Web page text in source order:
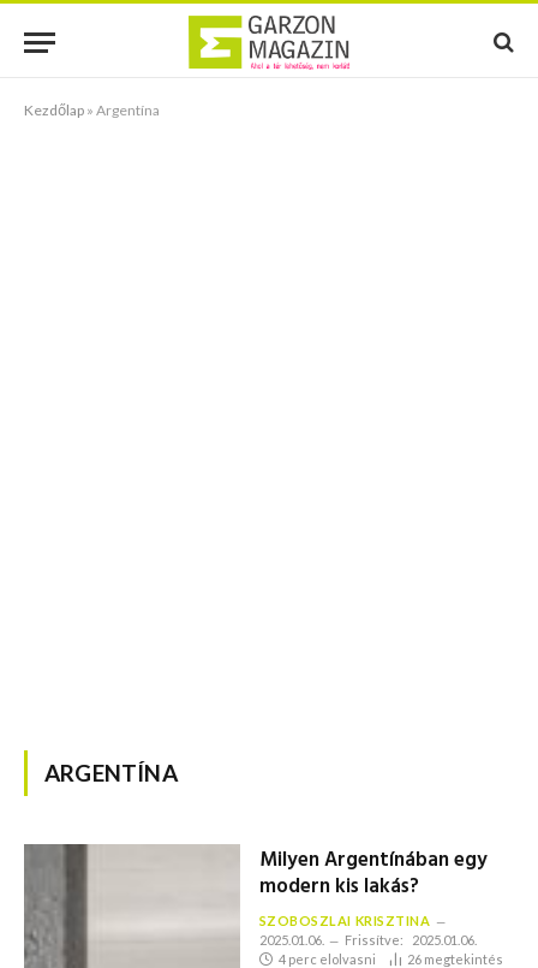
Kezdőlap » Argentína
ARGENTÍNA
Milyen Argentínában egy
modern kis lakás?
SZOBOSZLAI KRISZTINA
2025.01.06.
Frissítve:
2025.01.06.
4 perc elolvasni
26 megtekintés